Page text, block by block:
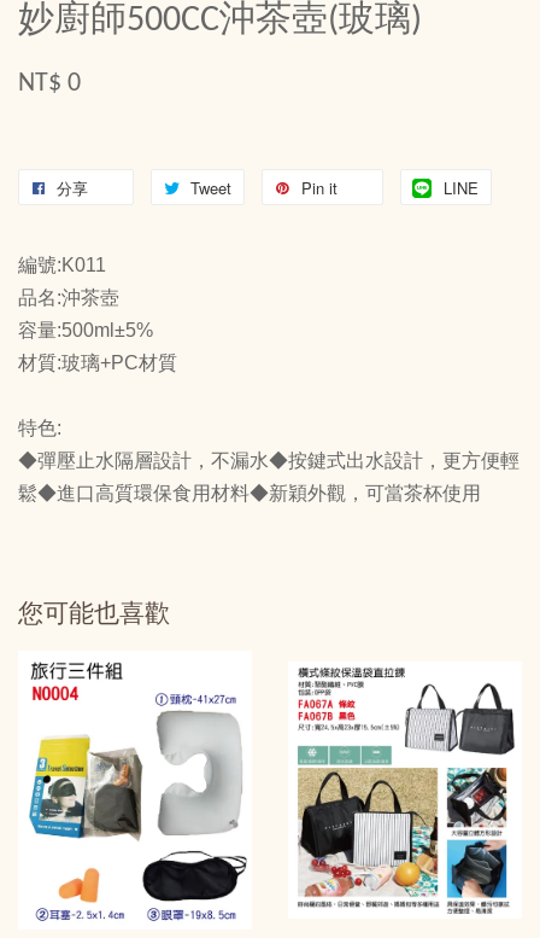
妙廚師500CC沖茶壺(玻璃)
NT$ 0
分享 Tweet Pin it LINE
編號:K011
品名:沖茶壺
容量:500ml±5%
材質:玻璃+PC材質
特色:
◆彈壓止水隔層設計，不漏水 ◆按鍵式出水設計，更方便輕
鬆 ◆進口高質環保食用材料 ◆新穎外觀，可當茶杯使用
您可能也喜歡